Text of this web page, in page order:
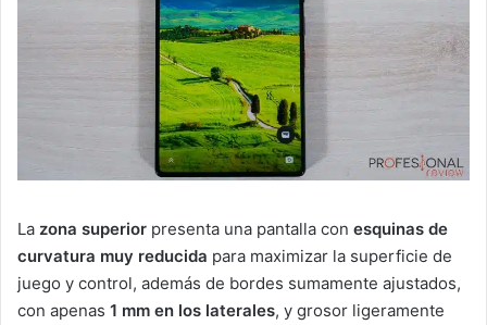
La zona superior presenta una pantalla con esquinas de
curvatura muy reducida para maximizar la superficie de
juego y control, además de bordes sumamente ajustados,
con apenas 1 mm en los laterales, y grosor ligeramente